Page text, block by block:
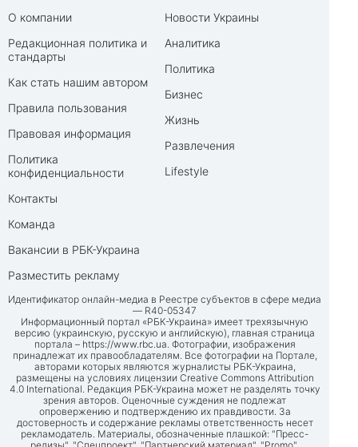
О компании
Редакционная политика и
стандарты
Как стать нашим автором
Правила пользования
Правовая информация
Политика
конфиденциальности
Контакты
Команда
Вакансии в РБК-Украина
Разместить рекламу
Новости Украины
Аналитика
Политика
Бизнес
Жизнь
Развлечения
Lifestyle
Идентификатор онлайн-медиа в Реестре субъектов в сфере медиа
— R40-05347
Информационный портал «РБК-Украина» имеет трехязычную
версию (украинскую, русскую и английскую), главная страница
портала – https://www.rbc.ua. Фотографии, изображения
принадлежат их правообладателям. Все фотографии на Портале,
авторами которых являются журналисты РБК-Украина,
размещены на условиях лицензии Creative Commons Attribution
4.0 International. Редакция РБК-Украина может не разделять точку
зрения авторов. Оценочные суждения не подлежат
опровержению и подтверждению их правдивости. За
достоверность и содержание рекламы ответственность несет
рекламодатель. Материалы, обозначенные плашкой: "Пресс-